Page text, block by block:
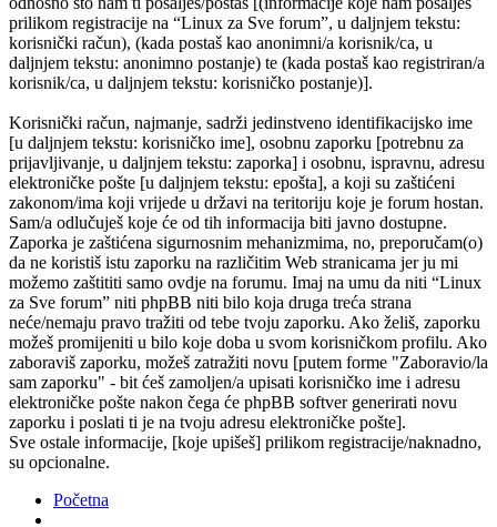
prilikom registracije na “Linux za Sve forum”, u daljnjem tekstu:
korisnički račun), (kada postaš kao anonimni/a korisnik/ca, u
daljnjem tekstu: anonimno postanje) te (kada postaš kao registriran/a
korisnik/ca, u daljnjem tekstu: korisničko postanje)].
Korisnički račun, najmanje, sadrži jedinstveno identifikacijsko ime
[u daljnjem tekstu: korisničko ime], osobnu zaporku [potrebnu za
prijavljivanje, u daljnjem tekstu: zaporka] i osobnu, ispravnu, adresu
elektroničke pošte [u daljnjem tekstu: epošta], a koji su zaštićeni
zakonom/ima koji vrijede u državi na teritoriju koje je forum hostan.
Sam/a odlučuješ koje će od tih informacija biti javno dostupne.
Zaporka je zaštićena sigurnosnim mehanizmima, no, preporučam(o)
da ne koristiš istu zaporku na različitim Web stranicama jer ju mi
možemo zaštititi samo ovdje na forumu. Imaj na umu da niti “Linux
za Sve forum” niti phpBB niti bilo koja druga treća strana
neće/nemaju pravo tražiti od tebe tvoju zaporku. Ako želiš, zaporku
možeš promijeniti u bilo koje doba u svom korisničkom profilu. Ako
zaboraviš zaporku, možeš zatražiti novu [putem forme "Zaboravio/la
sam zaporku" - bit ćeš zamoljen/a upisati korisničko ime i adresu
elektroničke pošte nakon čega će phpBB softver generirati novu
zaporku i poslati ti je na tvoju adresu elektroničke pošte].
Sve ostale informacije, [koje upišeš] prilikom registracije/naknadno,
su opcionalne.
Početna